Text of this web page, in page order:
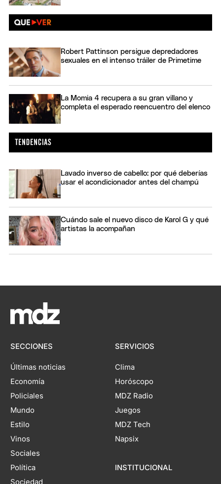
Robert Pattinson persigue depredadores
sexuales en el intenso tráiler de Primetime
La Momia 4 recupera a su gran villano y
completa el esperado reencuentro del elenco
Lavado inverso de cabello: por qué deberías
usar el acondicionador antes del champú
Cuándo sale el nuevo disco de Karol G y qué
artistas la acompañan
SECCIONES
Últimas noticias
Economía
Policiales
Mundo
Estilo
Vinos
Sociales
Política
Sociedad
SERVICIOS
Clima
Horóscopo
MDZ Radio
Juegos
MDZ Tech
Napsix
INSTITUCIONAL